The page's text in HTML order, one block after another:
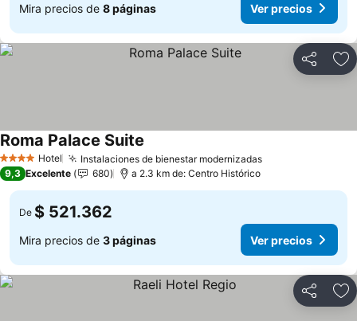
Mira precios de 8 páginas Ver precios
Compartir
4 EstrellasHotel Instalaciones de bienestar modernizadas
Roma Palace Suite
9,3 Excelente 680 a 2.3 km de: Centro Histórico
De $ 521.362
Mira precios de 3 páginas Ver precios
Compartir